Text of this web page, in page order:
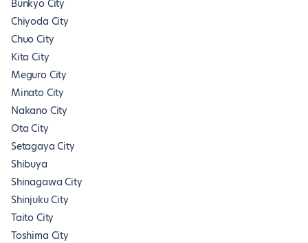
Bunkyo City
Chiyoda City
Chuo City
Kita City
Meguro City
Minato City
Nakano City
Ota City
Setagaya City
Shibuya
Shinagawa City
Shinjuku City
Taito City
Toshima City